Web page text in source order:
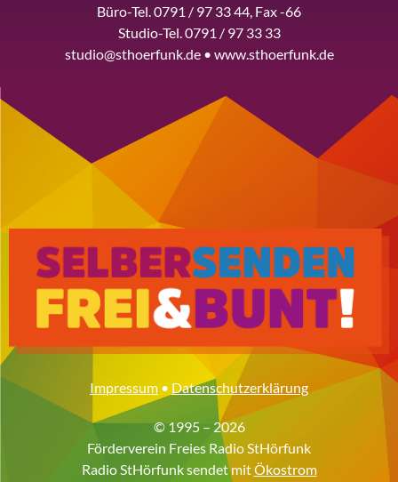
Büro-Tel. 0791 / 97 33 44, Fax -66
Studio-Tel. 0791 / 97 33 33
studio@sthoerfunk.de • www.sthoerfunk.de
Impressum • Datenschutzerklärung
© 1995 – 2026
Förderverein Freies Radio StHörfunk
Radio StHörfunk sendet mitÖkostrom